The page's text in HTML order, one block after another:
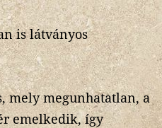
is látványos
mely megunhatatlan, a
emelkedik, így